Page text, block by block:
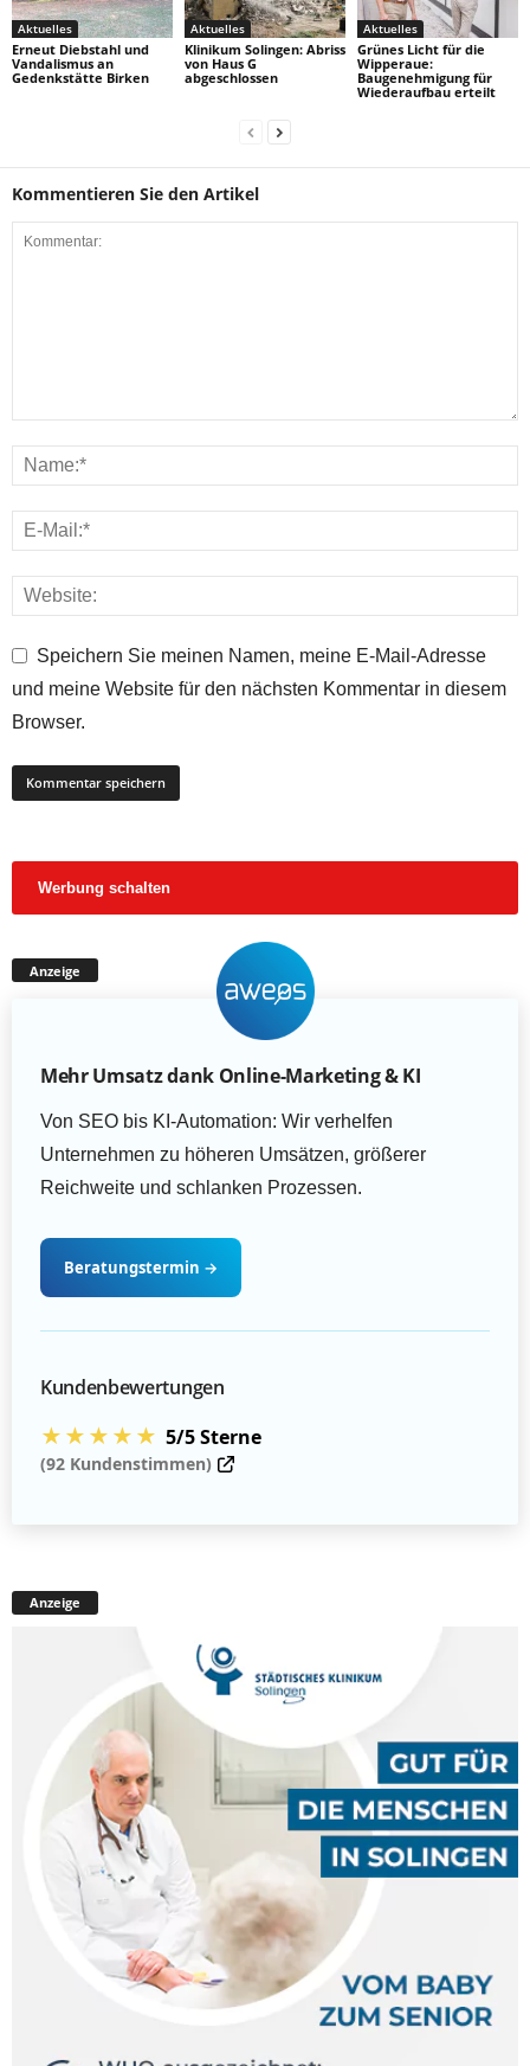
Aktuelles
Erneut Diebstahl und
Vandalismus an
Gedenkstätte Birken
Aktuelles
Klinikum Solingen: Abriss
von Haus G
abgeschlossen
Aktuelles
Grünes Licht für die
Wipperaue:
Baugenehmigung für
Wiederaufbau erteilt
Kommentieren Sie den Artikel
Speichern Sie meinen Namen, meine E-Mail-Adresse
und meine Website für den nächsten Kommentar in diesem
Browser.
Werbung schalten
Anzeige
Mehr Umsatz dank Online-Marketing & KI
Von SEO bis KI-Automation: Wir verhelfen
Unternehmen zu höheren Umsätzen, größerer
Reichweite und schlanken Prozessen.
Beratungstermin →
Kundenbewertungen
★★★★★ 5/5 Sterne
(92 Kundenstimmen)
Anzeige